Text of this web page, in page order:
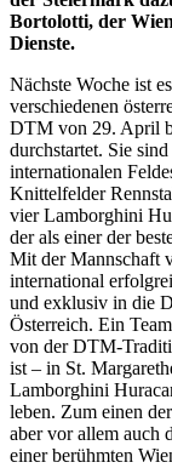
Bortolotti, der
Dienste.
Nächste Woche ist
verschiedenen
DTM von 29. April
durchstartet. Sie
internationalen
Knittelfelder
vier Lamborghini
der als einer der
Mit der Mannschaft
international
und exklusiv in die
Österreich. Ein
von der DTM-
ist – in St.
Lamborghini
leben. Zum einen
aber vor allem auch
einer berühmten